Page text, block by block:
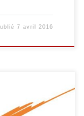
7 avril 2016